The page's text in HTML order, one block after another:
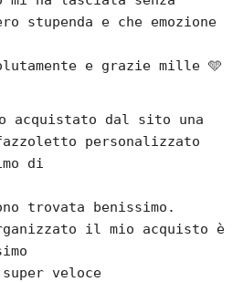
stupenda e che emozione
e grazie mille 🩵
acquistato dal sito una
personalizzato
di
trovata benissimo.
il mio acquisto è
veloce